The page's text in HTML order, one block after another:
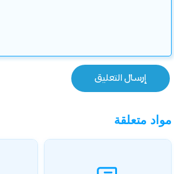
مواد متعلقة